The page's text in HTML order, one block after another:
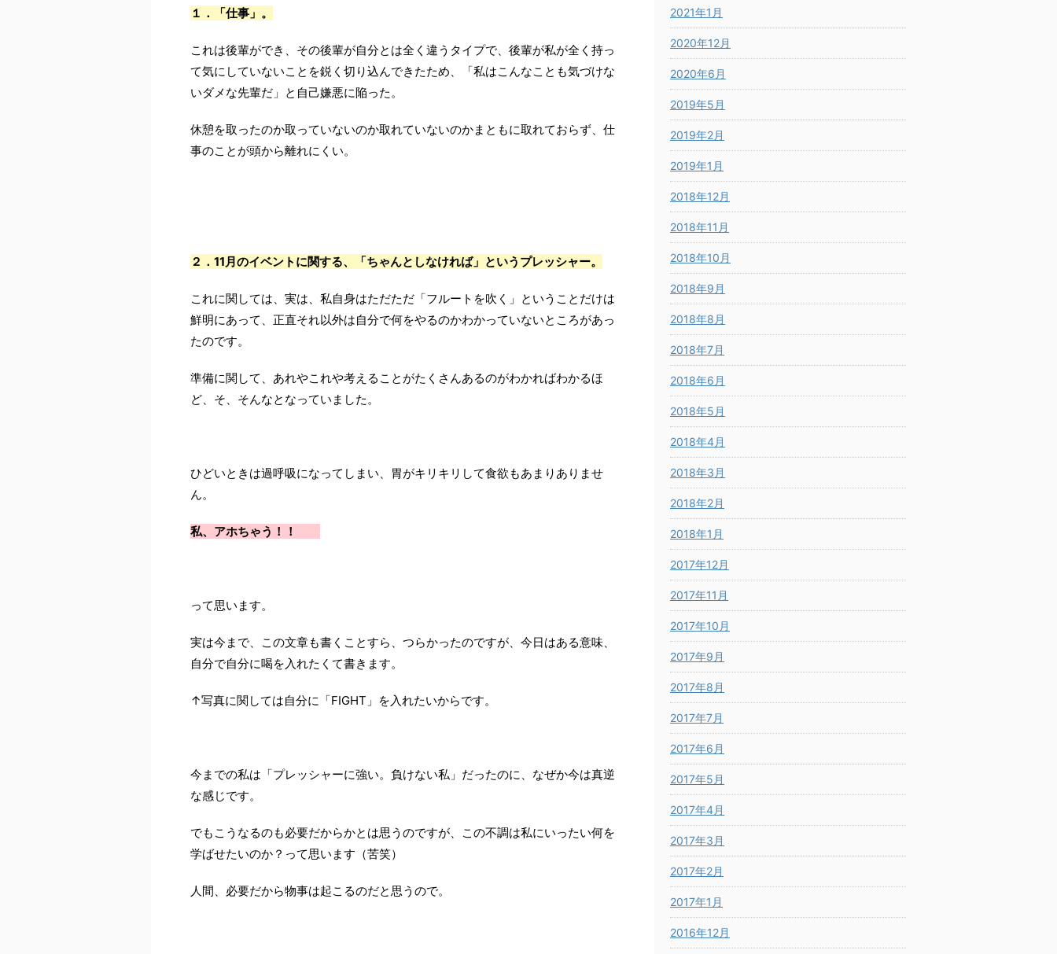
１．「仕事」。
これは後輩ができ、その後輩が自分とは全く違うタイプで、後輩が私が全く持っ
て気にしていないことを鋭く切り込んできたため、「私はこんなことも気づけな
いダメな先輩だ」と自己嫌悪に陥った。
休憩を取ったのか取っていないのか取れていないのかまともに取れておらず、仕
事のことが頭から離れにくい。
２．11月のイベントに関する、「ちゃんとしなければ」というプレッシャー。
これに関しては、実は、私自身はただただ「フルートを吹く」ということだけは
鮮明にあって、正直それ以外は自分で何をやるのかわかっていないところがあっ
たのです。
準備に関して、あれやこれや考えることがたくさんあるのがわかればわかるほ
ど、そ、そんなとなっていました。
ひどいときは過呼吸になってしまい、胃がキリキリして食欲もあまりありませ
ん。
私、アホちゃう！！
って思います。
実は今まで、この文章も書くことすら、つらかったのですが、今日はある意味、
自分で自分に喝を入れたくて書きます。
↑写真に関しては自分に「FIGHT」を入れたいからです。
今までの私は「プレッシャーに強い。負けない私」だったのに、なぜか今は真逆
な感じです。
でもこうなるのも必要だからかとは思うのですが、この不調は私にいったい何を
学ばせたいのか？って思います（苦笑）
人間、必要だから物事は起こるのだと思うので。
2021年1月
2020年12月
2020年6月
2019年5月
2019年2月
2019年1月
2018年12月
2018年11月
2018年10月
2018年9月
2018年8月
2018年7月
2018年6月
2018年5月
2018年4月
2018年3月
2018年2月
2018年1月
2017年12月
2017年11月
2017年10月
2017年9月
2017年8月
2017年7月
2017年6月
2017年5月
2017年4月
2017年3月
2017年2月
2017年1月
2016年12月